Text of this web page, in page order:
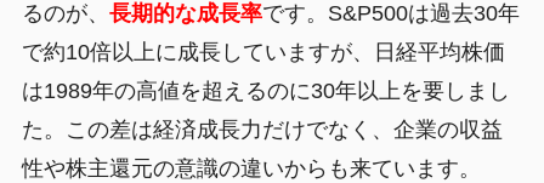
るのが、 長期的な成長率です。S&P500は過去30年
で約10倍以上に成長していますが、日経平均株価
は1989年の高値を超えるのに30年以上を要しまし
た。この差は経済成長力だけでなく、企業の収益
性や株主還元の意識の違いからも来ています。